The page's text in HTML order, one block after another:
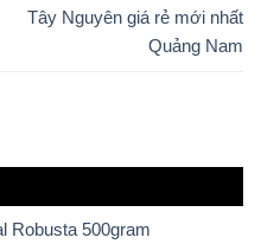
Tây Nguyên giá rẻ mới nhất
Quảng Nam
Robusta 500gram